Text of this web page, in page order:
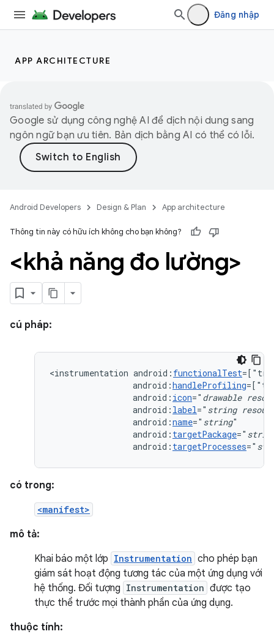
Đăng nhập
APP ARCHITECTURE
Google sử dụng công nghệ AI để dịch nội dung sang
ngôn ngữ bạn ưu tiên. Bản dịch bằng AI có thể có lỗi.
Android Developers Design & Plan App architecture
Thông tin này có hữu ích không cho bạn không?
<khả năng đo lường>
cú pháp:
<instrumentation android: functionalTest
android:handleProfiling
android: icon=" drawable
android: label=" string
android:name=" string
android: targetPackage="
android: targetProcesses="
có trong:
<manifest>
mô tả:
Khai báo một lớp Instrumentation cho phép bạn
giám sát hoạt động tương tác của một ứng dụng với
hệ thống. Đối tượng Instrumentation được tạo
thực thể trước mọi thành phần của ứng dụng.
thuộc tính: